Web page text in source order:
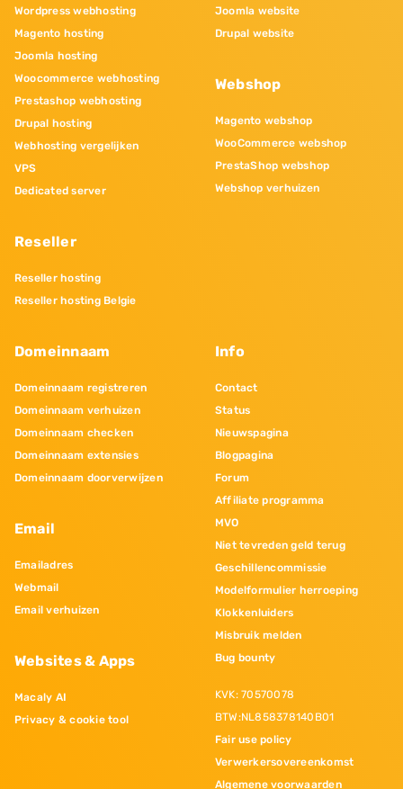
Wordpress webhosting
Magento hosting
Joomla hosting
Woocommerce webhosting
Prestashop webhosting
Drupal hosting
Webhosting vergelijken
VPS
Dedicated server
Reseller
Reseller hosting
Reseller hosting Belgie
Joomla website
Drupal website
Webshop
Magento webshop
WooCommerce webshop
PrestaShop webshop
Webshop verhuizen
Domeinnaam
Domeinnaam registreren
Domeinnaam verhuizen
Domeinnaam checken
Domeinnaam extensies
Domeinnaam doorverwijzen
Email
Emailadres
Webmail
Email verhuizen
Websites & Apps
Macaly AI
Privacy & cookie tool
Info
Contact
Status
Nieuwspagina
Blogpagina
Forum
Affiliate programma
MVO
Niet tevreden geld terug
Geschillencommissie
Modelformulier herroeping
Klokkenluiders
Misbruik melden
Bug bounty
KVK: 70570078
BTW:NL858378140B01
Fair use policy
Verwerkersovereenkomst
Algemene voorwaarden